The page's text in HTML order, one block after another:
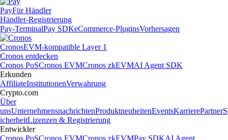
PayFür Händler
Händler-Registrierung
Pay-TerminalPay SDKeCommerce-PluginsVorhersagen
CronosEVM-kompatible Layer 1
Cronos entdecken
Cronos PoSCronos EVMCronos zkEVMAI Agent SDK
Erkunden
AffiliateInstitutionenVerwahrung
Crypto.com
Über
unsUnternehmensnachrichtenProduktneuheitenEventsKarrierePartnerS
icherheitLizenzen & Registrierung
Entwickler
Cronos PoSCronos EVMCronos zkEVMPay SDKAI Agent